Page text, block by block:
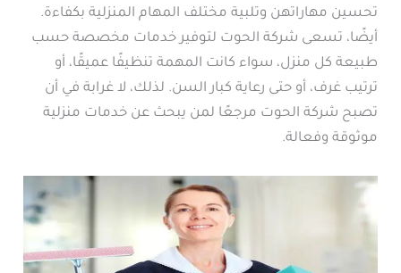
تحسين مهاراتهن وتلبية مختلف المهام المنزلية بكفاءة.
أيضًا، تسعى شركة الحوت لتوفير خدمات مخصصة حسب
طبيعة كل منزل، سواء كانت المهمة تنظيفًا عميقًا، أو
ترتيب غرف، أو حتى رعاية كبار السن. لذلك، لا غرابة في أن
تصبح شركة الحوت مرجعًا لمن يبحث عن خدمات منزلية
موثوقة وفعالة.